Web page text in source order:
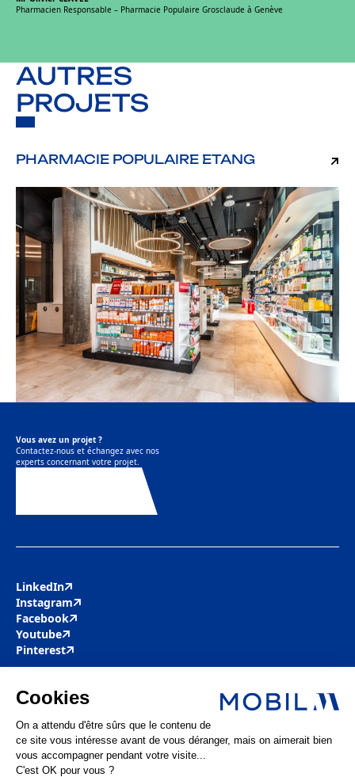
Pharmacien Responsable – Pharmacie Populaire Grosclaude à Genève
AUTRES
PROJETS
PHARMACIE POPULAIRE ETANG
Vous avez un projet ?
Contactez-nous et échangez avec nos
experts concernant votre projet.
LinkedIn
Instagram
Facebook
Youtube
Pinterest
Mobil M & Vous
Nos offres d’emploi
Actualités
FAQ